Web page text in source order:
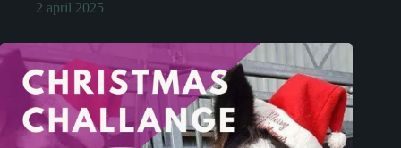
2 april 2025